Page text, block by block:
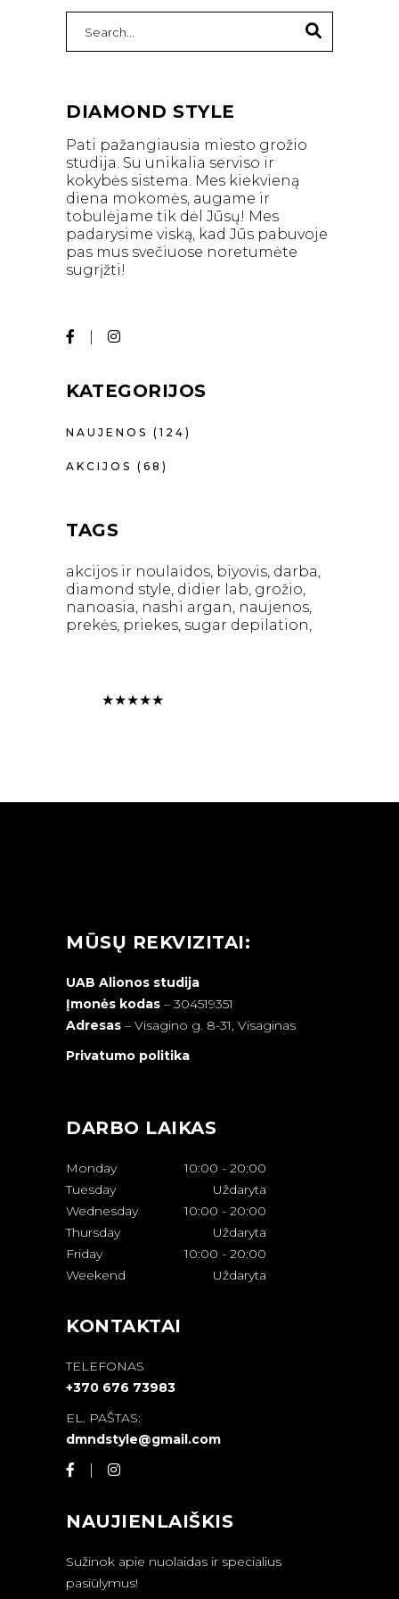
for:
DIAMOND STYLE
Pati pažangiausia miesto grožio
studija. Su unikalia serviso ir
kokybės sistema. Mes kiekvieną
diena mokomės, augame ir
tobulėjame tik dėl Jūsų! Mes
padarysime viską, kad Jūs pabuvoje
pas mus svečiuose noretumėte
sugrįžti!
KATEGORIJOS
NAUJENOS (124)
AKCIJOS (68)
TAGS
akcijos ir noulaidos biyovis darba
diamond style didier lab grožio
nanoasia nashi argan naujenos
prekės priekes sugar depilation
★★★★★
MŪSŲ REKVIZITAI:
UAB Alionos studija
Įmonės kodas – 304519351
Adresas – Visagino g. 8-31, Visaginas
Privatumo politika
DARBO LAIKAS
Monday 10:00 - 20:00
Tuesday
Uždaryta
Wednesday
10:00 - 20:00
Thursday
Uždaryta
Friday
10:00 - 20:00
Weekend
Uždaryta
KONTAKTAI
TELEFONAS
+370 676 73983
EL. PAŠTAS:
dmndstyle@gmail.com
NAUJIENLAIŠKIS
Sužinok apie nuolaidas ir specialius
pasiūlymus!